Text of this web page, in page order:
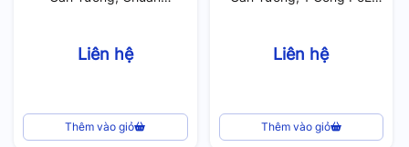
Liên hệ
Thêm vào giỏ
Liên hệ
Thêm vào giỏ